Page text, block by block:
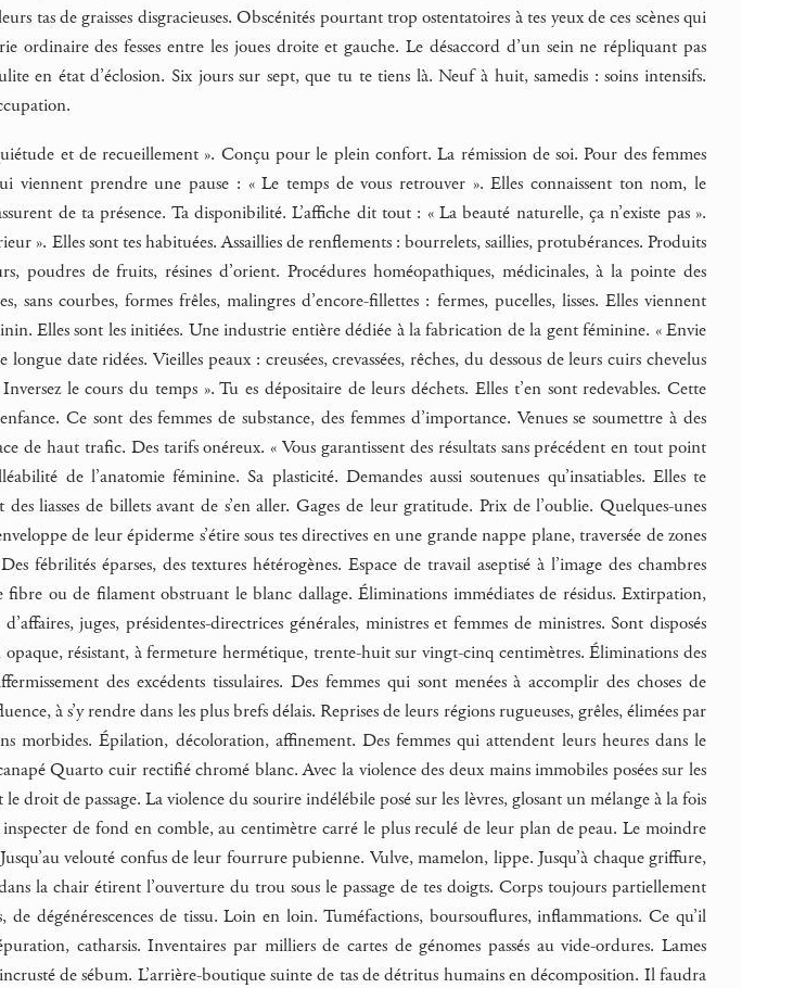
tas de graisses disgracieuses. Obscénités pourtant trop ostentatoires à tes yeux de ces scènes qui
ordinaire des fesses entre les joues droite et gauche. Le désaccord d’un sein ne répliquant pas
en état d’éclosion. Six jours sur sept, que tu te tiens là. Neuf à huit, samedis : soins intensifs.
et de recueillement ». Conçu pour le plein confort. La rémission de soi. Pour des femmes
viennent prendre une pause : « Le temps de vous retrouver ». Elles connaissent ton nom, le
de ta présence. Ta disponibilité. L’affiche dit tout : « La beauté naturelle, ça n’existe pas ».
». Elles sont tes habituées. Assaillies de renflements : bourrelets, saillies, protubérances. Produits
poudres de fruits, résines d’orient. Procédures homéopathiques, médicinales, à la pointe des
sans courbes, formes frêles, malingres d’encore-fillettes : fermes, pucelles, lisses. Elles viennent
Elles sont les initiées. Une industrie entière dédiée à la fabrication de la gent féminine. « Envie
longue date ridées. Vieilles peaux : creusées, crevassées, rêches, du dessous de leurs cuirs chevelus
le cours du temps ». Tu es dépositaire de leurs déchets. Elles t’en sont redevables. Cette
Ce sont des femmes de substance, des femmes d’importance. Venues se soumettre à des
de haut trafic. Des tarifs onéreux. « Vous garantissent des résultats sans précédent en tout point
de l’anatomie féminine. Sa plasticité. Demandes aussi soutenues qu’insatiables. Elles te
liasses de billets avant de s’en aller. Gages de leur gratitude. Prix de l’oublie. Quelques-unes
de leur épiderme s’étire sous tes directives en une grande nappe plane, traversée de zones
fébrilités éparses, des textures hétérogènes. Espace de travail aseptisé à l’image des chambres
fibre ou de filament obstruant le blanc dallage. Éliminations immédiates de résidus. Extirpation,
juges, présidentes-directrices générales, ministres et femmes de ministres. Sont disposés
résistant, à fermeture hermétique, trente-huit sur vingt-cinq centimètres. Éliminations des
des excédents tissulaires. Des femmes qui sont menées à accomplir des choses de
à s’y rendre dans les plus brefs délais. Reprises de leurs régions rugueuses, grêles, élimées par
morbides. Épilation, décoloration, affinement. Des femmes qui attendent leurs heures dans le
Quarto cuir rectifié chromé blanc. Avec la violence des deux mains immobiles posées sur les
droit de passage. La violence du sourire indélébile posé sur les lèvres, glosant un mélange à la fois
de fond en comble, au centimètre carré le plus reculé de leur plan de peau. Le moindre
velouté confus de leur fourrure pubienne. Vulve, mamelon, lippe. Jusqu’à chaque griffure,
la chair étirent l’ouverture du trou sous le passage de tes doigts. Corps toujours partiellement
de dégénérescences de tissu. Loin en loin. Tuméfactions, boursouflures, inflammations. Ce qu’il
catharsis. Inventaires par milliers de cartes de génomes passés au vide-ordures. Lames
de sébum. L’arrière-boutique suinte de tas de détritus humains en décomposition. Il faudra